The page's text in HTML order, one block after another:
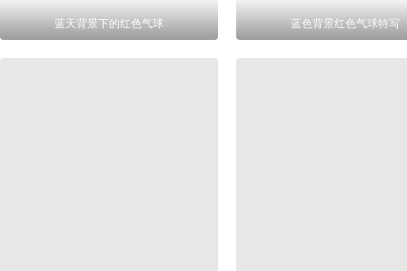
蓝天背景下的红色气球 蓝色背景红色气球特写